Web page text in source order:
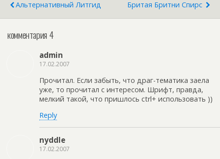
Альтернативный Литгид
Бритая Бритни Спирс
комментария 4
admin
17.02.2007
Прочитал. Если забыть, что драг-тематика заела
уже, то прочитал с интересом. Шрифт, правда,
мелкий такой, что пришлось ctrl+ использовать ))
Reply
nyddle
17.02.2007